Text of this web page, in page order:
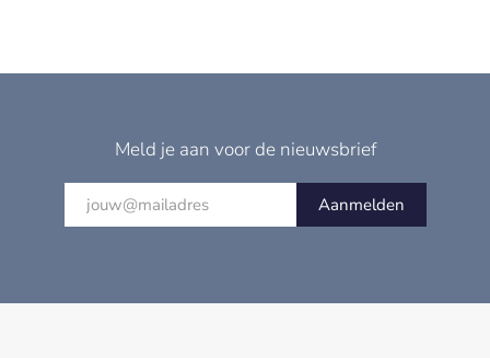
Meld je aan voor de nieuwsbrief
Aanmelden